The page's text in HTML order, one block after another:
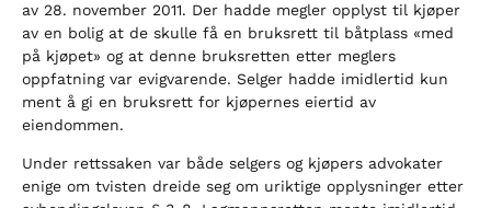
av 28. november 2011. Der hadde megler opplyst til kjøper
av en bolig at de skulle få en bruksrett til båtplass «med
på kjøpet» og at denne bruksretten etter meglers
oppfatning var evigvarende. Selger hadde imidlertid kun
ment å gi en bruksrett for kjøpernes eiertid av
eiendommen.
Under rettssaken var både selgers og kjøpers advokater
enige om tvisten dreide seg om uriktige opplysninger etter